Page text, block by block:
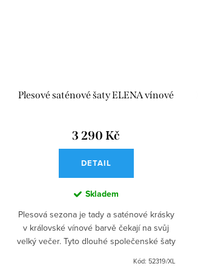
Plesové saténové šaty ELENA vínové
3 290 Kč
DETAIL
Skladem
Plesová sezona je tady a saténové krásky
v královské vínové barvě čekají na svůj
velký večer. Tyto dlouhé společenské šaty
Kód: 52319/XL